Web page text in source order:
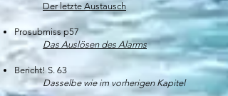
Der letzte Austausch
Prosubmiss p57
Das Auslösen des Alarms
Bericht! S. 63
Dasselbe wie im vorherigen Kapitel